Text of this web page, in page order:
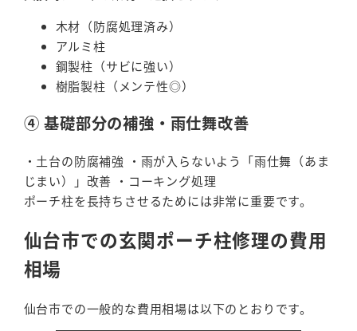
木材（防腐処理済み）
アルミ柱
鋼製柱（サビに強い）
樹脂製柱（メンテ性◎）
④ 基礎部分の補強・雨仕舞改善
・土台の防腐補強 ・雨が入らないよう「雨仕舞（あま
じまい）」改善 ・コーキング処理
ポーチ柱を長持ちさせるためには非常に重要です。
仙台市での玄関ポーチ柱修理の費用
相場
仙台市での一般的な費用相場は以下のとおりです。